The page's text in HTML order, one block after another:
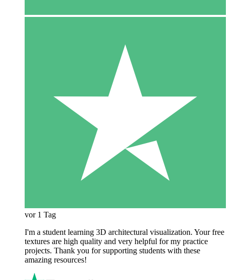
vor 1 Tag
I'm a student learning 3D architectural visualization. Your free
textures are high quality and very helpful for my practice
projects. Thank you for supporting students with these
amazing resources!